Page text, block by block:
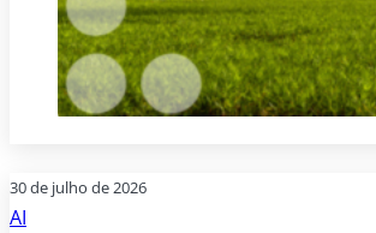
30 de julho de 2026
AI